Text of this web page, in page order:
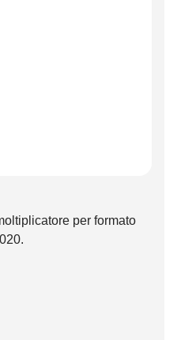
per formato